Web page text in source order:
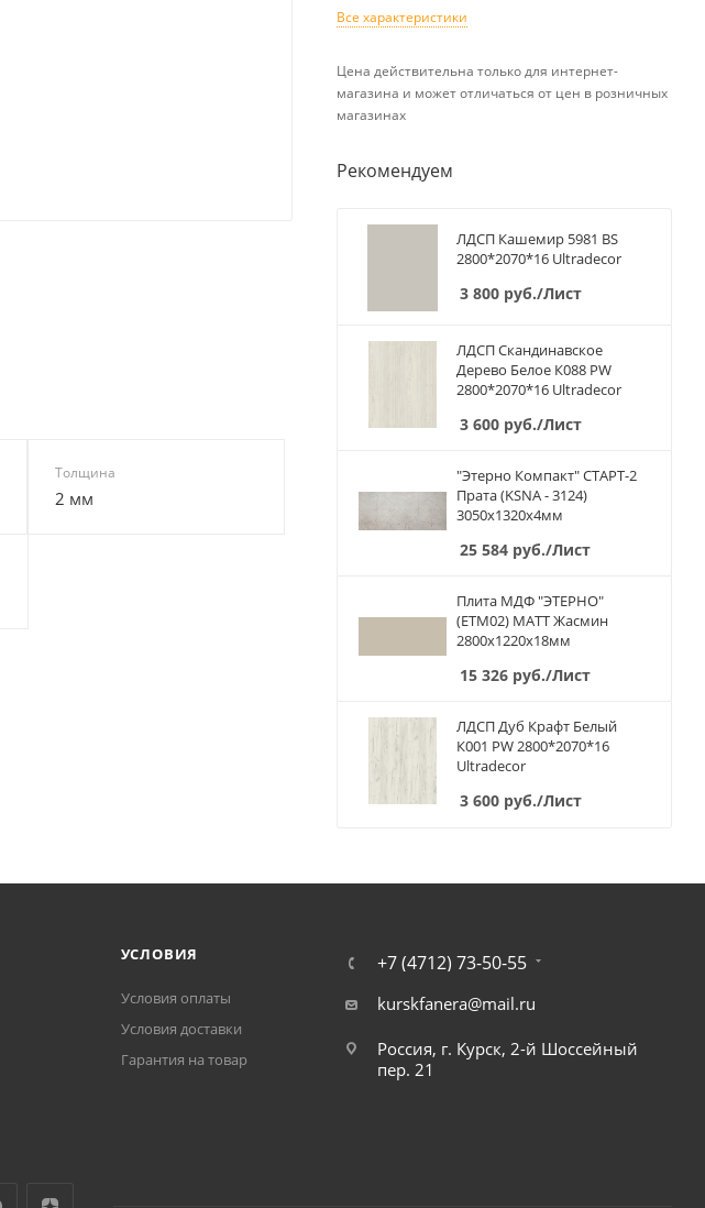
Толщина
2 мм
Все характеристики
Цена действительна только для интернет-
магазина и может отличаться от цен в розничных
магазинах
Рекомендуем
ЛДСП Кашемир 5981 BS
2800*2070*16 Ultradecor
3 800 руб./Лист
ЛДСП Скандинавское
Дерево Белое К088 PW
2800*2070*16 Ultradecor
3 600 руб./Лист
"Этерно Компакт" СТАРТ-2
Прата (KSNA - 3124)
3050х1320х4мм
25 584 руб./Лист
Плита МДФ "ЭТЕРНО"
(ETM02) МАТТ Жасмин
2800х1220х18мм
15 326 руб./Лист
ЛДСП Дуб Крафт Белый
К001 PW 2800*2070*16
Ultradecor
3 600 руб./Лист
УСЛОВИЯ
Условия оплаты
Условия доставки
Гарантия на товар
+7 (4712) 73-50-55
kurskfanera@mail.ru
Россия, г. Курск, 2-й Шоссейный
пер. 21